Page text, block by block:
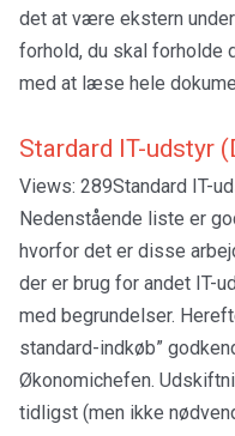
det at være ekstern
forhold, du skal forholde
med at læse hele
Stardard IT-udstyr
Views: 289Standard IT-
Nedenstående liste er
hvorfor det er disse
der er brug for andet IT-
med begrundelser.
standard-indkøb”
Økonomichefen.
tidligst (men ikke